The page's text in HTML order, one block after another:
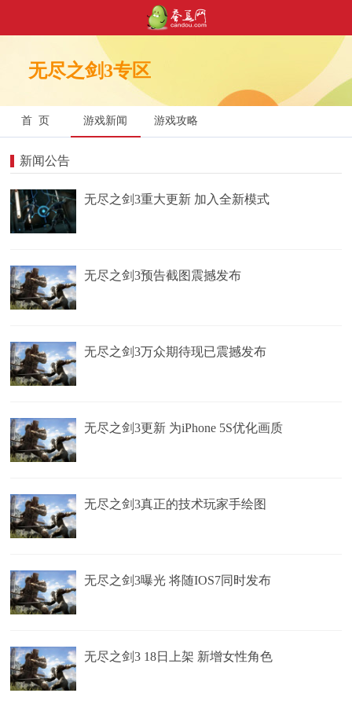
无尽之剑3专区
首 页 游戏新闻 游戏攻略
新闻公告
无尽之剑3重大更新 加入全新模式
无尽之剑3预告截图震撼发布
无尽之剑3万众期待现已震撼发布
无尽之剑3更新 为iPhone 5S优化画质
无尽之剑3真正的技术玩家手绘图
无尽之剑3曝光 将随IOS7同时发布
无尽之剑3 18日上架 新增女性角色